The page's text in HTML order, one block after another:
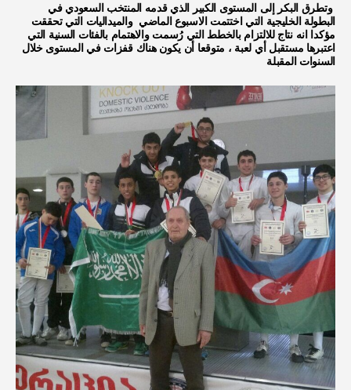
وتطرق البكر إلى المستوى الكبير الذي قدمه المنتخب السعودي في
البطولة الخليجية التي اختتمت الاسبوع الماضي والميداليات التي تحققت
مؤكدا انه نتاج للالتزام بالخطط التي رُسمت والاهتمام بالفئات السنية التي
اعتبرها مستقبل أي لعبة ، متوقعا أن يكون هناك قفزات في المستوى خلال
السنوات المقبلة